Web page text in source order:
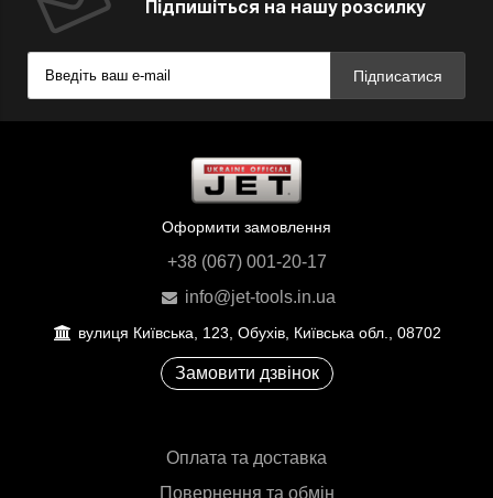
Підпишіться на нашу розсилку
Підписатися
Оформити замовлення
+38 (067) 001-20-17
info@jet-tools.in.ua
вулиця Київська, 123, Обухів, Київська обл., 08702
Замовити дзвінок
Оплата та доставка
Повернення та обмін